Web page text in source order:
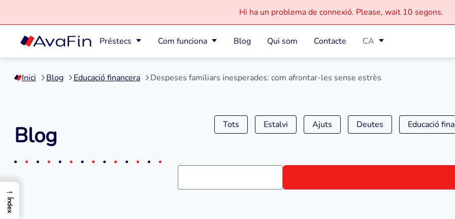
Saltar
contingut
Hi ha un problema de connexió. Please, wait 10 segons.
Préstecs Com funciona Blog Qui som Contacte CA
Inici Blog Educació financera Despeses familiars inesperades: com afrontar-les sense estrès
Blog Tots Estalvi Ajuts Deutes Educació
→
Índex